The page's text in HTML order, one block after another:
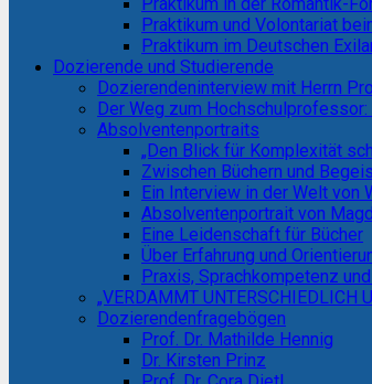
Praktikum und Volontariat
Praktikum im Deutschen
Dozierende und Studierende
Dozierendeninterview mit Herrn
Der Weg zum
Absolventenportraits
„Den Blick für Komplexität
Zwischen Büchern und
Ein Interview in der Welt von
Absolventenportrait von
Eine Leidenschaft für Bücher
Über Erfahrung und
Praxis, Sprachkompetenz
„VERDAMMT UNTERSCHIEDLICH
Dozierendenfragebögen
Prof. Dr. Mathilde Hennig
Dr. Kirsten Prinz